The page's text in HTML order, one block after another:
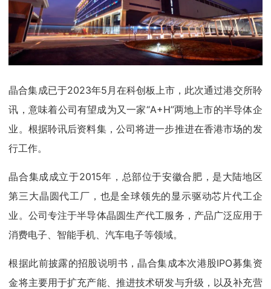
晶合集成已于2023年5月在科创板上市，此次通过港交所聆
讯，意味着公司有望成为又一家“A+H”两地上市的半导体企
业。根据聆讯后资料集，公司将进一步推进在香港市场的发
行工作。
晶合集成成立于2015年，总部位于安徽合肥，是大陆地区
第三大晶圆代工厂，也是全球领先的显示驱动芯片代工企
业。公司专注于半导体晶圆生产代工服务，产品广泛应用于
消费电子、智能手机、汽车电子等领域。
根据此前披露的招股说明书，晶合集成本次港股IPO募集资
金将主要用于扩充产能、推进技术研发与升级，以及补充营